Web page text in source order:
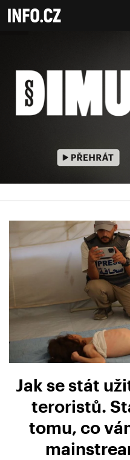
Jak se stát
teroristů.
tomu, co